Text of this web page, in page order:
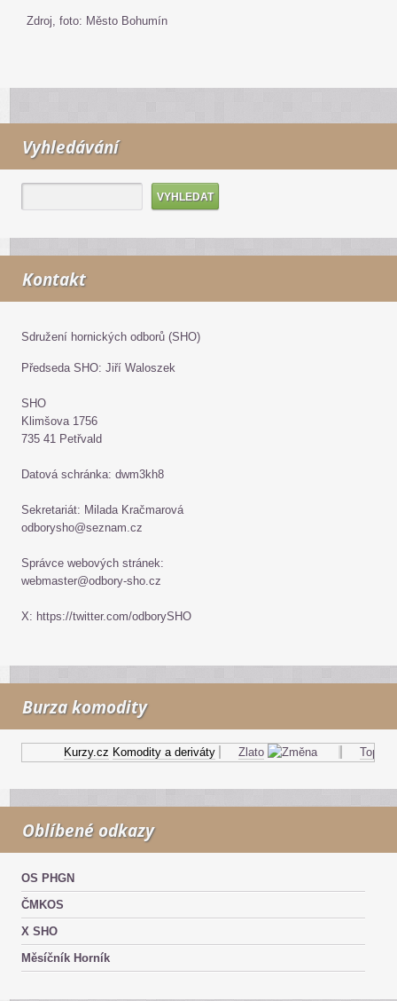
Zdroj, foto: Město Bohumín
Vyhledávání
Kontakt
Sdružení hornických odborů (SHO)
Předseda SHO: Jiří Waloszek
SHO
Klimšova 1756
735 41 Petřvald
Datová schránka: dwm3kh8
Sekretariát: Milada Kračmarová
odborysho@seznam.cz
Správce webových stránek:
webmaster@odbory-sho.cz
X: https://twitter.com/odborySHO
Burza komodity
Kurzy.cz Komodity a deriváty Zlato Topný
Oblíbené odkazy
OS PHGN
ČMKOS
X SHO
Měsíčník Horník